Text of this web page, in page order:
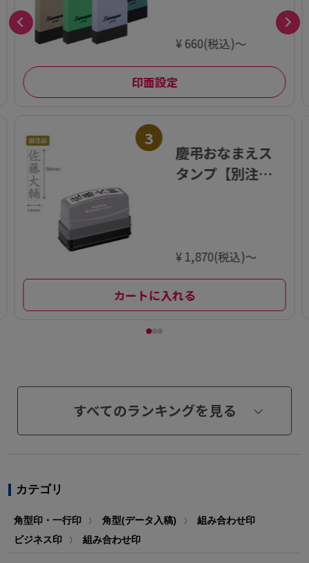
¥ 660(税込)～
印面設定
3
慶弔おなまえス
タンプ【別注
¥ 1,870(税込)～
カートに入れる
すべてのランキングを見る
カテゴリ
角型印・一行印 〉 角型(データ入稿) 〉
組み合わせ印
ビジネス印
〉 組み合わせ印